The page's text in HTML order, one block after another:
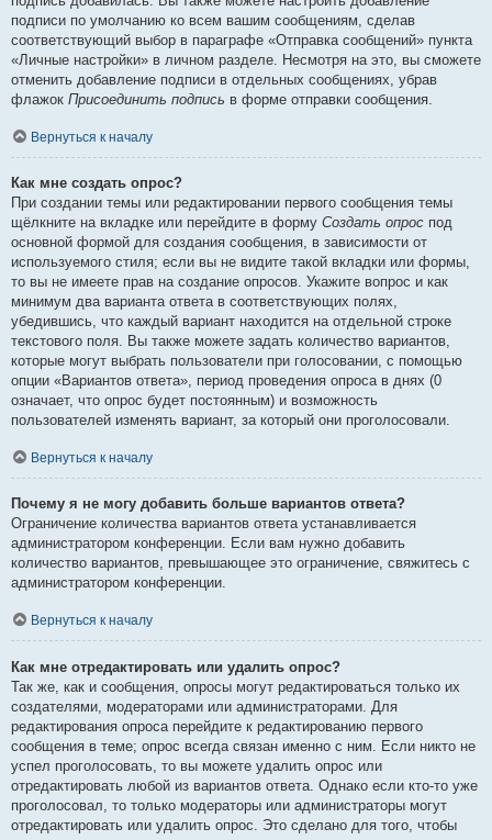
подписи по умолчанию ко всем вашим сообщениям, сделав
соответствующий выбор в параграфе «Отправка сообщений» пункта
«Личные настройки» в личном разделе. Несмотря на это, вы сможете
отменить добавление подписи в отдельных сообщениях, убрав
флажок Присоединить подпись в форме отправки сообщения.
Вернуться к началу
Как мне создать опрос?
При создании темы или редактировании первого сообщения темы
щёлкните на вкладке или перейдите в форму Создать опрос под
основной формой для создания сообщения, в зависимости от
используемого стиля; если вы не видите такой вкладки или формы,
то вы не имеете прав на создание опросов. Укажите вопрос и как
минимум два варианта ответа в соответствующих полях,
убедившись, что каждый вариант находится на отдельной строке
текстового поля. Вы также можете задать количество вариантов,
которые могут выбрать пользователи при голосовании, с помощью
опции «Вариантов ответа», период проведения опроса в днях (0
означает, что опрос будет постоянным) и возможность
пользователей изменять вариант, за который они проголосовали.
Вернуться к началу
Почему я не могу добавить больше вариантов ответа?
Ограничение количества вариантов ответа устанавливается
администратором конференции. Если вам нужно добавить
количество вариантов, превышающее это ограничение, свяжитесь с
администратором конференции.
Вернуться к началу
Как мне отредактировать или удалить опрос?
Так же, как и сообщения, опросы могут редактироваться только их
создателями, модераторами или администраторами. Для
редактирования опроса перейдите к редактированию первого
сообщения в теме; опрос всегда связан именно с ним. Если никто не
успел проголосовать, то вы можете удалить опрос или
отредактировать любой из вариантов ответа. Однако если кто-то уже
проголосовал, то только модераторы или администраторы могут
отредактировать или удалить опрос. Это сделано для того, чтобы